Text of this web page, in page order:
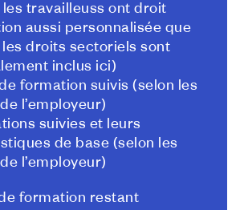
travailleuss ont droit
aussi personnalisée que
droits sectoriels sont
inclus ici)
formation suivis (selon les
l’employeur)
suivies et leurs
de base (selon les
l’employeur)
formation restant